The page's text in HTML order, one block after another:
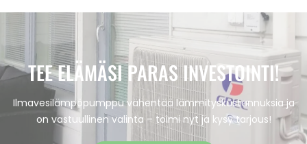
TEE ELÄMÄSI PARAS INVESTOINTI!
Ilmavesilämpöpumppu vähentää lämmityskustannuksia ja
on vastuullinen valinta – toimi nyt ja kysy tarjous!